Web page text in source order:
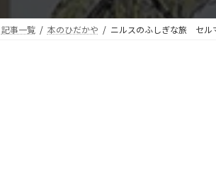
記事一覧 本のひだかや ニルスのふしぎな旅 セル